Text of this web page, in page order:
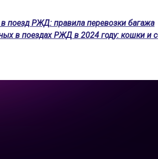
поезд РЖД: правила перевозки багажа
в поездах РЖД в 2024 году: кошки и